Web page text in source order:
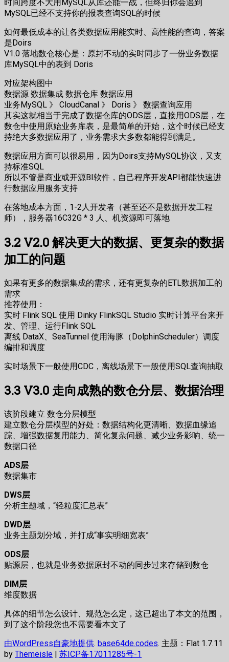
时间跨度不大用MySQL从库还能一战，但终归你会遇到
MySQL已经不支持你的报表查询SQL的时候
如何最低成本的让各类数据应用能实时、高性能的查询，答案
是Doirs
V1.0 落地数仓核心是：原封不动的实时同步了一份业务数据
库MySQL中的表到 Doris
对应架构图中
数据源 数据集成 数据仓库 数据应用
业务MySQL 》 CloudCanal 》 Doris 》 数据查询应用
其实这就相当于完成了数据仓库的ODS层，直接用ODS层，在
数仓中使用原始业务库表，是最简单的开始，这个时候已经支
持绝大多数据应用了，业务需求大多数都能得到满足。
数据应用方面可以很易用，因为Doirs支持MySQL协议，又支
持标准SQL
所以不管是商业或开源BI软件，自己程序开发API都能快速进
行数据应用服务支持
在落地成本方面，1-2人开发者（甚至还不是数据开发工程
师），服务器16C32G * 3 人、机资源即可落地
3.2 V2.0 解决更大的数据、更复杂的数据
加工的问题
如果有更多的数据集成的需求，还有更复杂的ETL数据加工的
需求
推荐使用：
实时 Flink SQL 使用 Dinky FlinkSQL Studio 实时计算平台来开
发、管理、运行Flink SQL
离线 DataX、SeaTunnel 使用海豚（DolphinScheduler）调度
编排和调度
实时场景下一般使用CDC，离线场景下一般使用SQL查询抽取
3.3 V3.0 走向成熟的数仓分层、数据治理
该阶段建立 数仓分层模型
建立数仓分层模型的好处：数据结构化更清晰、数据血缘追
踪、增强数据复用能力、简化复杂问题、减少业务影响、统一
数据口径
ADS层
数据集市
DWS层
分析主题域，“轻粒度汇总表”
DWD层
业务主题划分域，并打成“事实明细宽表”
ODS层
贴源层，也就是业务数据原封不动的同步过来存储到数仓
DIM层
维度数据
具体的细节怎么设计、规范怎么定，这已超出了本文的范围，
到了这个阶段您也不需要看本文了
由WordPress自豪地提供. base64de.codes. 主题：Flat 1.7.11
by Themeisle 苏ICP备17011285号-1